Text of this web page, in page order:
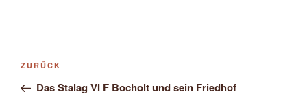
Beitragsnavigation
Vorheriger
Beitrag
ZURÜCK
Das Stalag VI F Bocholt und sein Friedhof